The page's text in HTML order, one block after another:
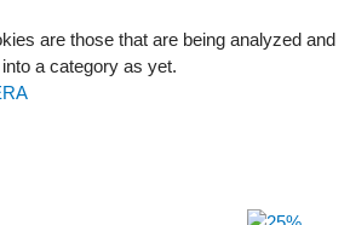
are those that are being analyzed and
a category as yet.